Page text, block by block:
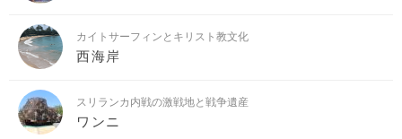
カイトサーフィンとキリスト教文化
西海岸
スリランカ内戦の激戦地と戦争遺産
ワンニ